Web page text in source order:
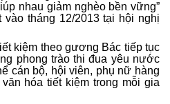
nhau giảm nghèo bền vững”
vào tháng 12/2013 tại hội nghị
kiệm theo gương Bác tiếp tục
phong trào thi đua yêu nước
cán bộ, hội viên, phụ nữ hàng
hóa tiết kiệm trong mỗi gia